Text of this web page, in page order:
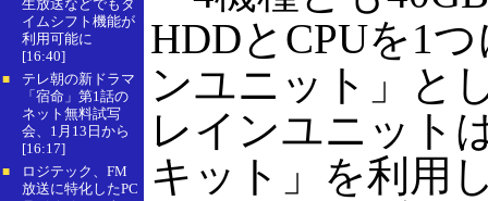
生放送などでもタ
イムシフト機能が
利用可能に
[16:40]
■
テレ朝の新ドラマ
「宿命」第1話の
ネット無料試写
会、1月13日から
[16:17]
■
ロジテック、FM
放送に特化したPC
HDDとCPUを1
ンユニット」と
レインユニット
キット」を利用